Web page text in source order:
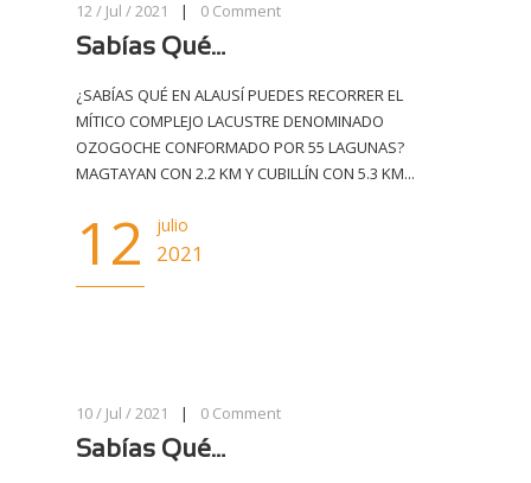
12 / Jul / 2021 | 0 Comment
Sabías Qué…
¿SABÍAS QUÉ EN ALAUSÍ PUEDES RECORRER EL
MÍTICO COMPLEJO LACUSTRE DENOMINADO
OZOGOCHE CONFORMADO POR 55 LAGUNAS?
MAGTAYAN CON 2.2 KM Y CUBILLÍN CON 5.3 KM...
12 julio
2021
10 / Jul / 2021 | 0 Comment
Sabías Qué…